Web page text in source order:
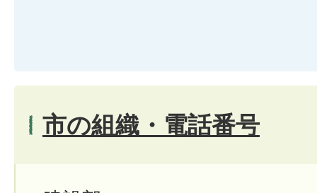
市の組織・電話番号